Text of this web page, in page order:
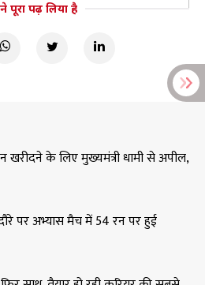
पूरा पढ़ लिया है
खरीदने के लिए मुख्यमंत्री धामी से अपील,
पर अभ्यास मैच में 54 रन पर हुई